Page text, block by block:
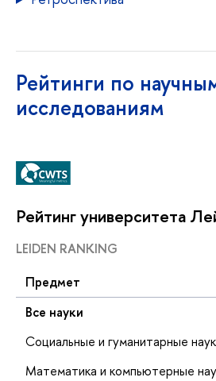
Рейтинги по
исследованиям
Рейтинг университета
LEIDEN RANKING
Предмет
Все науки
Социальные и гуманитарные
Математика и компьютерные